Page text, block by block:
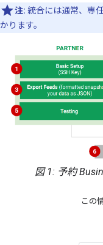
注: 統合には通常、専
かります。
図 1: 予約
この